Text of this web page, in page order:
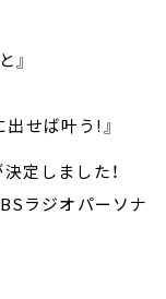
』
せば叶う!』
定しました！
ラジオパーソナ